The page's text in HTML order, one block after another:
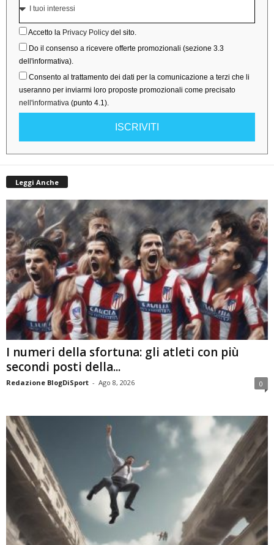
Accetto la Privacy Policy del sito.
Do il consenso a ricevere offerte promozionali (sezione 3.3
dell'informativa).
Consento al trattamento dei dati per la comunicazione a terzi che li
useranno per inviarmi loro proposte promozionali come precisato
nell'informativa (punto 4.1).
ISCRIVITI
Leggi Anche
I numeri della sfortuna: gli atleti con più
secondi posti della...
Redazione BlogDiSport - Ago 8, 2026 0